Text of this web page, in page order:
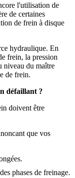
l'utilisation de
de certaines
de frein à disque
hydraulique. En
frein, la pression
niveau du maître
de frein.
défaillant ?
doivent être
que vos
phases de freinage.